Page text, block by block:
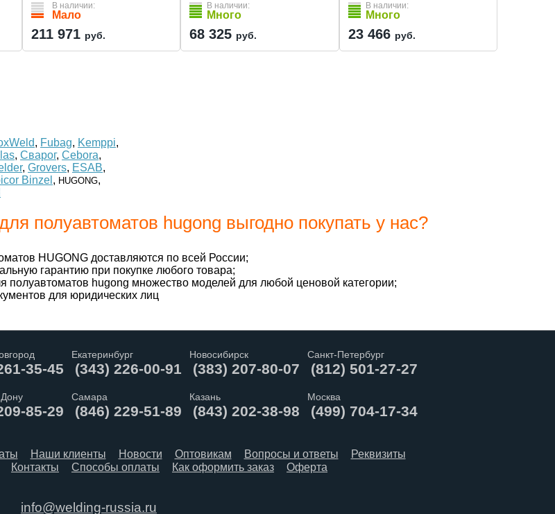
В наличии:
Мало
211 971 руб.
В наличии:
Много
68 325 руб.
В наличии:
Много
23 466 руб.
, Fubag, Kemppi,
, Сварог, Cebora,
, Grovers, ESAB,
Binzel , HUGONG,
полуавтоматов hugong выгодно покупать у нас?
HUGONG доставляются по всей России;
гарантию при покупке любого товара;
полуавтоматов hugong множество моделей для любой ценовой категории;
для юридических лиц
35-45
Екатеринбург
(343) 226-00-91
Новосибирск
(383) 207-80-07
Санкт-Петербург
(812) 501-27-27
85-29
Самара
(846) 229-51-89
Казань
(843) 202-38-98
Москва
(499) 704-17-34
Наши клиенты Новости Оптовикам Вопросы и ответы
Реквизиты
Контакты Способы оплаты Как оформить заказ Оферта
info@welding-russia.ru